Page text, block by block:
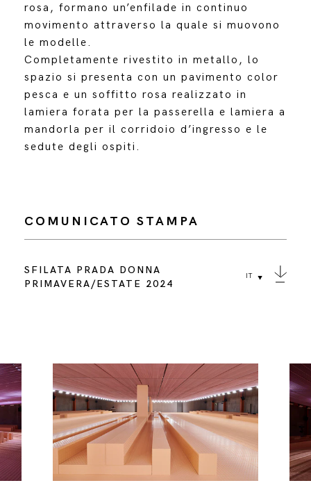
rosa, formano un’enfilade in continuo
movimento attraverso la quale si muovono
le modelle.
Completamente rivestito in metallo, lo
spazio si presenta con un pavimento color
pesca e un soffitto rosa realizzato in
lamiera forata per la passerella e lamiera a
mandorla per il corridoio d’ingresso e le
sedute degli ospiti.
COMUNICATO STAMPA
SFILATA PRADA DONNA
PRIMAVERA/ESTATE 2024
IT